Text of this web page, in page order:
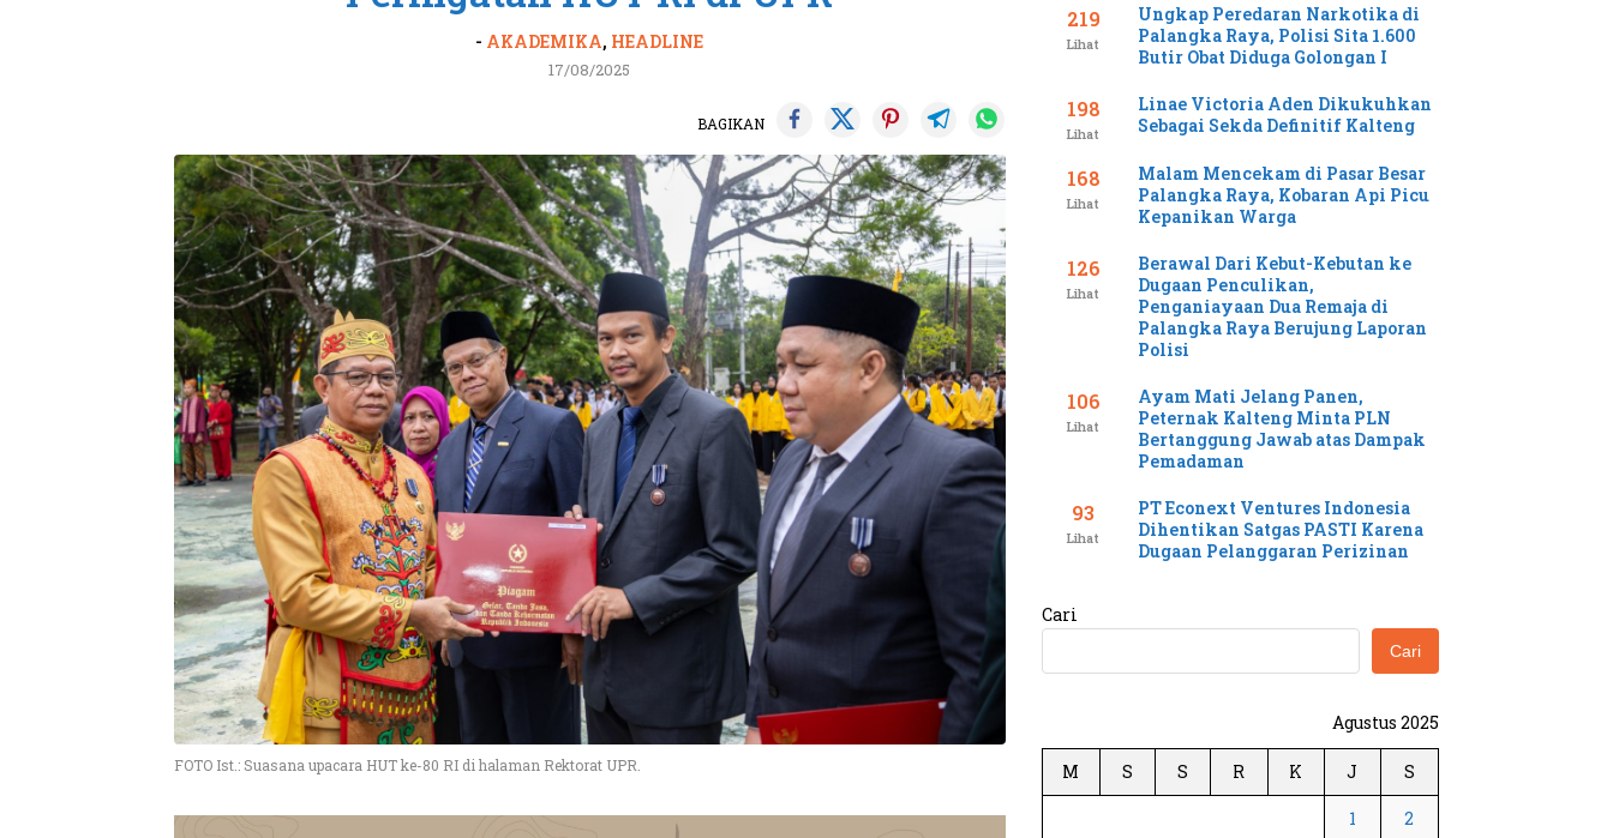
- AKADEMIKA, HEADLINE
17/08/2025
BAGIKAN
FOTO Ist.: Suasana upacara HUT ke-80 RI di halaman Rektorat UPR.
219
Lihat
Ungkap Peredaran Narkotika di
Palangka Raya, Polisi Sita 1.600
Butir Obat Diduga Golongan I
198
Lihat
Linae Victoria Aden Dikukuhkan
Sebagai Sekda Definitif Kalteng
168
Lihat
Malam Mencekam di Pasar Besar
Palangka Raya, Kobaran Api Picu
Kepanikan Warga
126
Lihat
Berawal Dari Kebut-Kebutan ke
Dugaan Penculikan,
Penganiayaan Dua Remaja di
Palangka Raya Berujung Laporan
Polisi
106
Lihat
Ayam Mati Jelang Panen,
Peternak Kalteng Minta PLN
Bertanggung Jawab atas Dampak
Pemadaman
93
Lihat
PT Econext Ventures Indonesia
Dihentikan Satgas PASTI Karena
Dugaan Pelanggaran Perizinan
Cari
Cari
Agustus 2025
M S S R K J S
1 2